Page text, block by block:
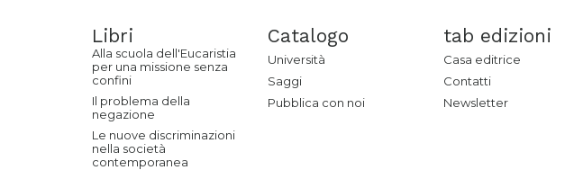
Libri
Alla scuola dell'Eucaristia
per una missione senza
confini
Il problema della
negazione
Le nuove discriminazioni
nella società
contemporanea
Catalogo
Università
Saggi
Pubblica con noi
tab edizioni
Casa editrice
Contatti
Newsletter